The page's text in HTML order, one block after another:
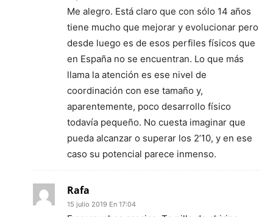
Me alegro. Está claro que con sólo 14 años
tiene mucho que mejorar y evolucionar pero
desde luego es de esos perfiles físicos que
en España no se encuentran. Lo que más
llama la atención es ese nivel de
coordinación con ese tamaño y,
aparentemente, poco desarrollo físico
todavía pequeño. No cuesta imaginar que
pueda alcanzar o superar los 2’10, y en ese
caso su potencial parece inmenso.
Rafa
15 julio 2019 En 17:04